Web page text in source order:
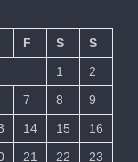
F S
S
1
2
7 8
9
14 15
16
21 22
23